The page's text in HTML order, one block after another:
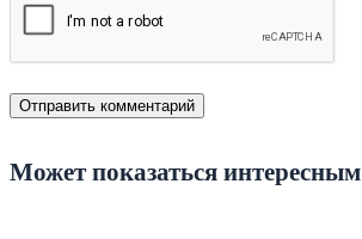
Может показаться интересным